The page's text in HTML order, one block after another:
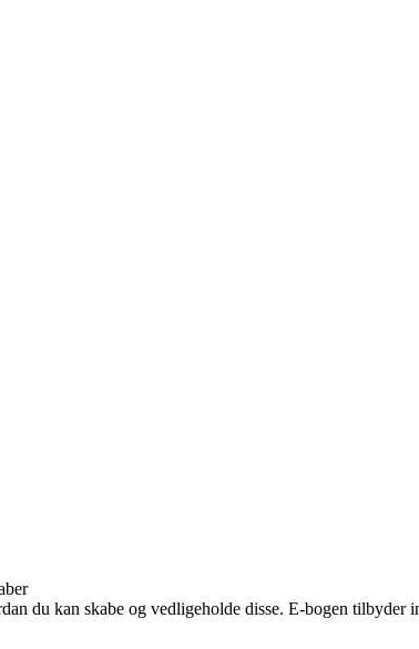
du kan skabe og vedligeholde disse. E-bogen